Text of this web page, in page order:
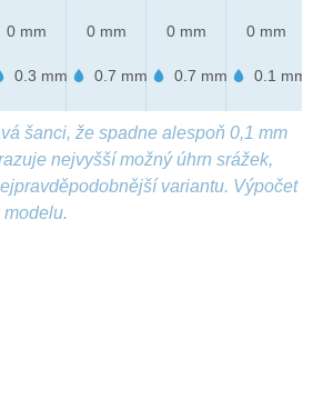
0 mm
0.3 mm
0 mm
0.7 mm
0 mm
0.7 mm
0 mm
0.1 mm
šanci, že spadne alespoň 0,1 mm
nejvyšší možný úhrn srážek,
variantu. Výpočet
modelu.